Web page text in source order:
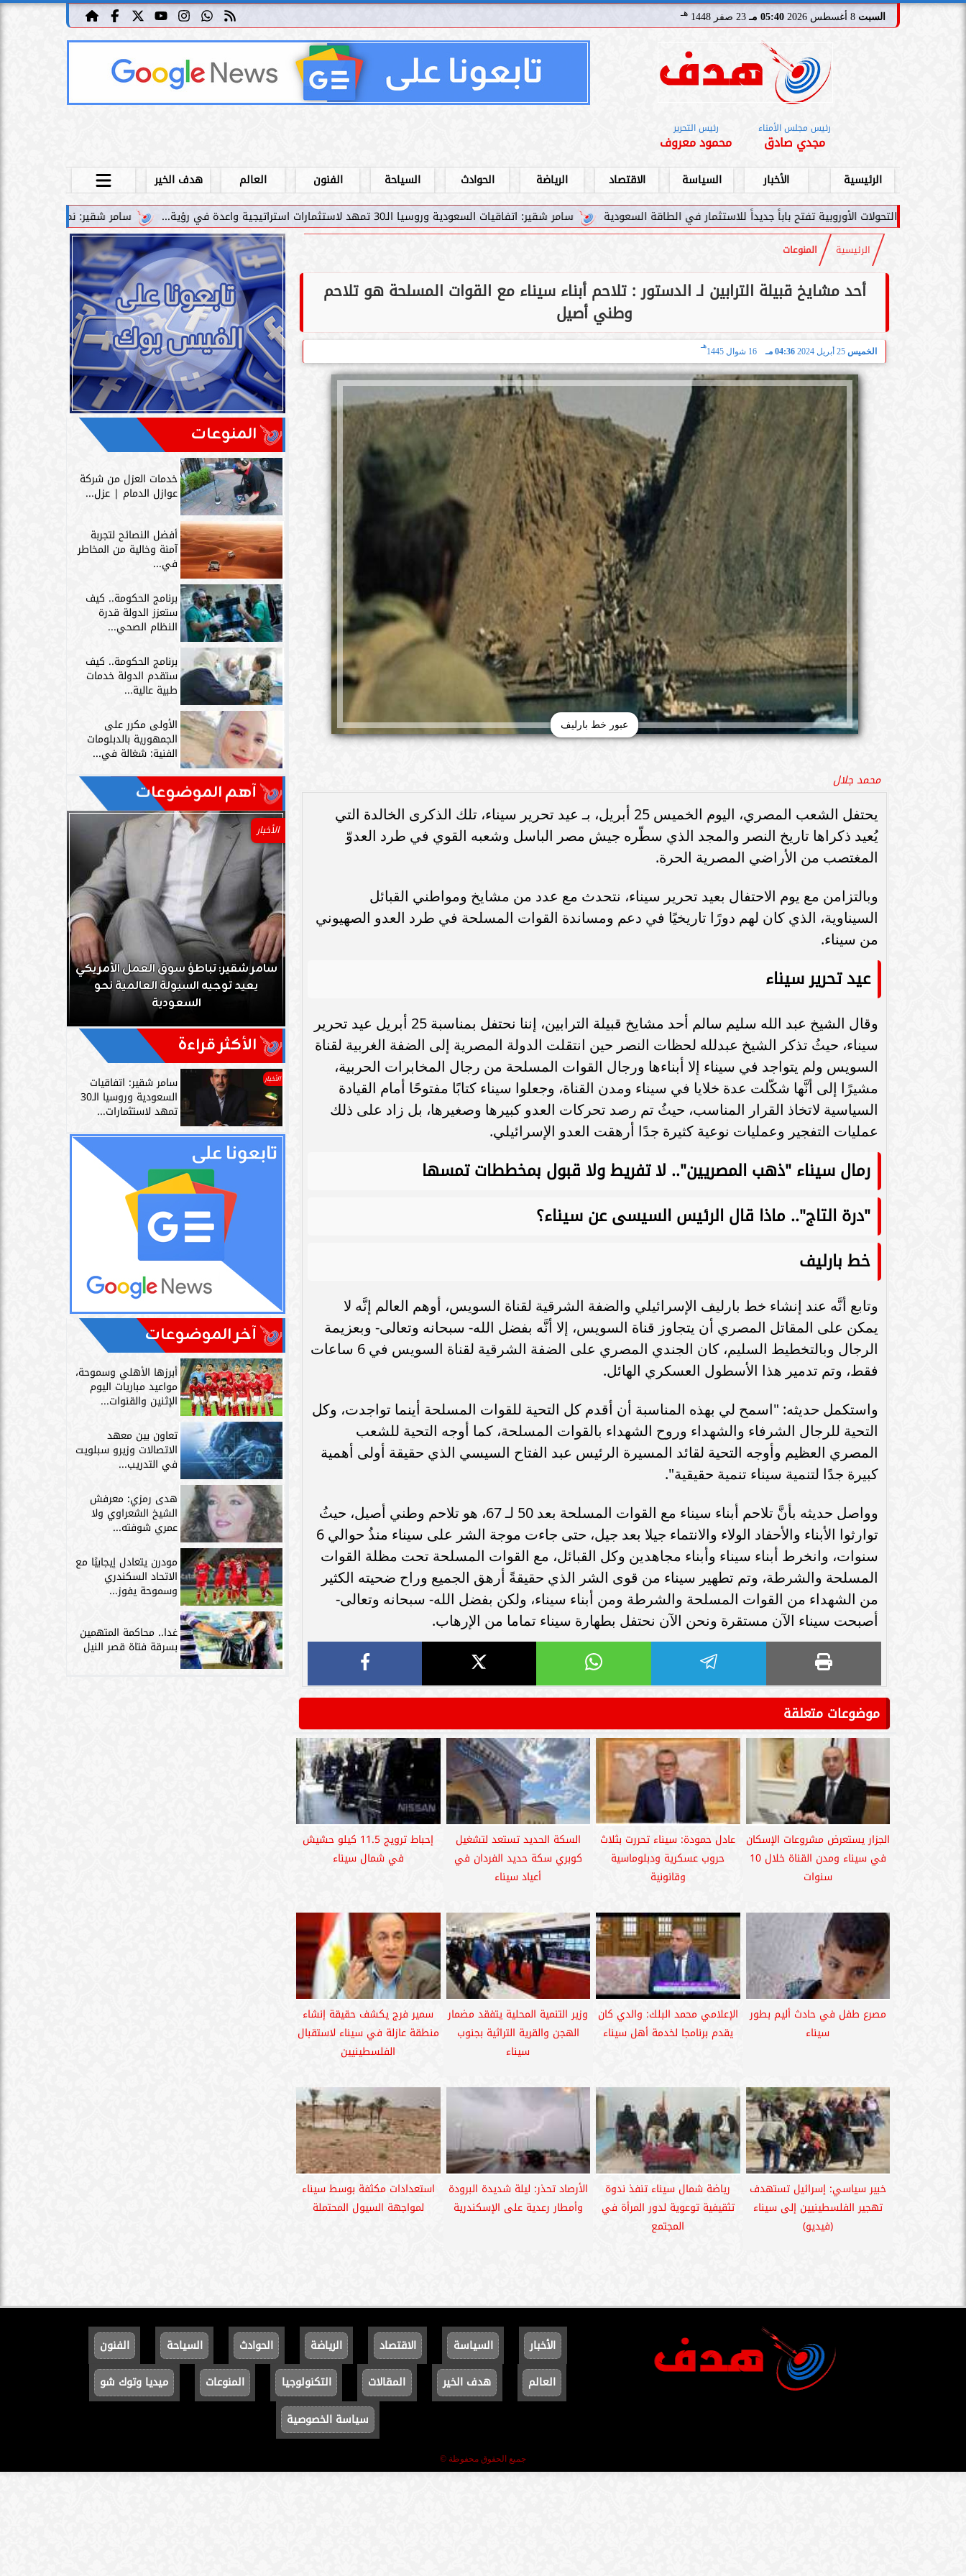
السبت 05:40 مـ 23 صفر 1448 هـ
رئيس مجلس الأمناء
مجدي صادق
رئيس التحرير
محمود معروف
الرئيسية الأخبار السياسة الاقتصاد الرياضة الحوادث السياحة الفنون العالم
هدف الخير
سامر شقير: نمو صناديق الاستثمار الخاصة دليل حي على
سامر شقير: اتفاقيات السعودية وروسيا الـ30 تمهد لاستثمارات استراتيجية واعدة في رؤية... تفتح باباً جديداً للاستثمار في الطاقة السعودية
الرئيسية المنوعات
أحد مشايخ قبيلة الترابين لـ الدستور : تلاحم أبناء سيناء مع القوات المسلحة هو تلاحم
وطني أصيل
الخميس 25 أبريل 2024 04:36 مـ 16 شوال 1445
هـ
عبور خط بارليف
محمد جلال
يحتفل الشعب المصري، اليوم الخميس 25 أبريل، بـ عيد تحرير سيناء، تلك الذكرى الخالدة التي
يُعيد ذكراها تاريخ النصر والمجد الذي سطّره جيش مصر الباسل وشعبه القوي في طرد العدوّ
المغتصب من الأراضي المصرية الحرة.
وبالتزامن مع يوم الاحتفال بعيد تحرير سيناء، نتحدث مع عدد من مشايخ ومواطني القبائل
السيناوية، الذي كان لهم دورًا تاريخيًا في دعم ومساندة القوات المسلحة في طرد العدو الصهيوني
من سيناء.
عيد تحرير سيناء
وقال الشيخ عبد الله سليم سالم أحد مشايخ قبيلة الترابين، إننا نحتفل بمناسبة 25 أبريل عيد تحرير
سيناء، حيثُ تذكر الشيخ عبدلله لحظات النصر حين انتقلت الدولة المصرية إلى الضفة الغربية لقناة
السويس ولم يتواجد في سيناء إلا أبناءها ورجال القوات المسلحة من رجال المخابرات الحربية،
مشيرًا إلى أنَّها شكّلت عدة خلايا في سيناء ومدن القناة، وجعلوا سيناء كتابًا مفتوحًا أمام القيادة
السياسية لاتخاذ القرار المناسب، حيثُ تم رصد تحركات العدو كبيرها وصغيرها، بل زاد على ذلك
عمليات التفجير وعمليات نوعية كثيرة جدًا أرهقت العدو الإسرائيلي.
رمال سيناء "ذهب المصريين".. لا تفريط ولا قبول بمخططات تمسها
"درة التاج".. ماذا قال الرئيس السيسى عن سيناء؟
خط بارليف
وتابع أنَّه عند إنشاء خط بارليف الإسرائيلي والضفة الشرقية لقناة السويس، أوهم العالم إنَّه لا
يمكن على المقاتل المصري أن يتجاوز قناة السويس، إلا أنَّه بفضل الله- سبحانه وتعالى- وبعزيمة
الرجال وبالتخطيط السليم، كان الجندي المصري على الضفة الشرقية لقناة السويس في 6 ساعات
فقط، وتم تدمير هذا الأسطول العسكري الهائل.
واستكمل حديثه: "اسمح لي بهذه المناسبة أن أقدم كل التحية للقوات المسلحة أينما تواجدت، وكل
التحية للرجال الشرفاء والشهداء وروح الشهداء بالقوات المسلحة، كما أوجه التحية للشعب
المصري العظيم وأوجه التحية لقائد المسيرة الرئيس عبد الفتاح السيسي الذي حقيقة أولى أهمية
كبيرة جدًا لتنمية سيناء تنمية حقيقية".
وواصل حديثه بأنَّ تلاحم أبناء سيناء مع القوات المسلحة بعد 50 لـ 67، هو تلاحم وطني أصيل، حيثُ
توارثوا الأبناء والأحفاد الولاء والانتماء جيلا بعد جيل، حتى جاءت موجة الشر على سيناء منذُ حوالي 6
سنوات، وانخرط أبناء سيناء وأبناء مجاهدين وكل القبائل، مع القوات المسلحة تحت مظلة القوات
المسلحة والشرطة، وتم تطهير سيناء من قوى الشر الذي حقيقةً أرهق الجميع وراح ضحيته الكثير
من الشهداء من القوات المسلحة والشرطة ومن أبناء سيناء، ولكن بفضل الله- سبحانه وتعالى-
أصبحت سيناء الآن مستقرة ونحن الآن نحتفل بطهارة سيناء تماما من الإرهاب.
موضوعات متعلقة
الجزار يستعرض مشروعات الإسكان
في سيناء ومدن القناة خلال 10
سنوات
عادل حمودة: سيناء تحررت بثلاث
حروب عسكرية ودبلوماسية
وقانونية
السكة الحديد تستعد لتشغيل
كوبري سكة حديد الفردان في
أعياد سيناء
إحباط ترويج 11.5 كيلو حشيش
في شمال سيناء
مصرع طفل في حادث أليم بطور
سيناء
الإعلامي محمد البلك: والدي كان
يقدم برنامجا لخدمة أهل سيناء
وزير التنمية المحلية يتفقد مضمار
الهجن والقرية التراثية بجنوب
سيناء
سمير فرج يكشف حقيقة إنشاء
منطقة عازلة في سيناء لاستقبال
الفلسطينيين
خبير سياسي: إسرائيل تستهدف
تهجير الفلسطينيين إلى سيناء
(فيديو)
رياضة شمال سيناء تنفذ ندوة
تثقيفية توعوية لدور المرأة في
المجتمع
الأرصاد تحذر: ليلة شديدة البرودة
وأمطار رعدية على الإسكندرية
استعدادات مكثفة بوسط سيناء
لمواجهة السيول المحتملة
المنوعات
خدمات العزل من شركة
عوازل الدمام | عزل...
أفضل النصائح لتجربة
آمنة وخالية من المخاطر
في...
برنامج الحكومة.. كيف
ستعزز الدولة قدرة
النظام الصحي...
برنامج الحكومة.. كيف
ستقدم الدولة خدمات
طبية عالية...
الأولى مكرر على
الجمهورية بالدبلومات
الفنية: شغالة في...
آهم الموضوعات
سامر شقير: اتفاقيات السعودية وروسيا
الـ30 تمهد لاستثمارات استراتيجية واعدة
الأخبار
سامر شقير: تباطؤ سوق العمل الأمريكي
يعيد توجيه السيولة العالمية نحو
السعودية
الأكثر قراءة
الأخبار سامر شقير: اتفاقيات
السعودية وروسيا الـ30
تمهد لاستثمارات...
آخر الموضوعات
أبرزها الأهلي وسموحة،
مواعيد مباريات اليوم
الإثنين والقنوات...
تعاون بين معهد
الاتصالات وزيرو سبلويت
في التدريب...
هدى رمزي: معرفش
الشيخ الشعراوي ولا
عمري شوفته...
مودرن يتعادل إيجابيًا مع
الاتحاد السكندري
وسموحة يفوز...
غدا.. محاكمة المتهمين
بسرقة فتاة قصر النيل
الأخبار السياسة الاقتصاد الرياضة الحوادث السياحة
الفنون
العالم
هدف الخير المقالات التكنولوجيا المنوعات
ميديا وتوك شو
سياسة الخصوصية
جميع الحقوق محفوظة ©